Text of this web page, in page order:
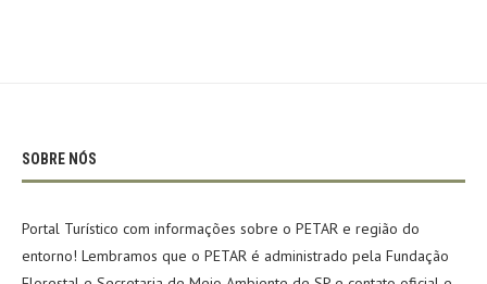
SOBRE NÓS
Portal Turístico com informações sobre o PETAR e região do
entorno! Lembramos que o PETAR é administrado pela Fundação